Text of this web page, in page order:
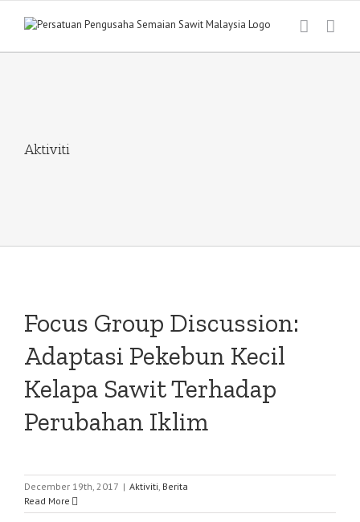
Aktiviti
Focus Group Discussion:
Adaptasi Pekebun Kecil
Kelapa Sawit Terhadap
Perubahan Iklim
December 19th, 2017 | Aktiviti, Berita
Read More